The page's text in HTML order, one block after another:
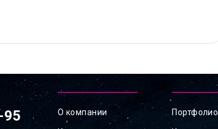
95 О компании Портфолио